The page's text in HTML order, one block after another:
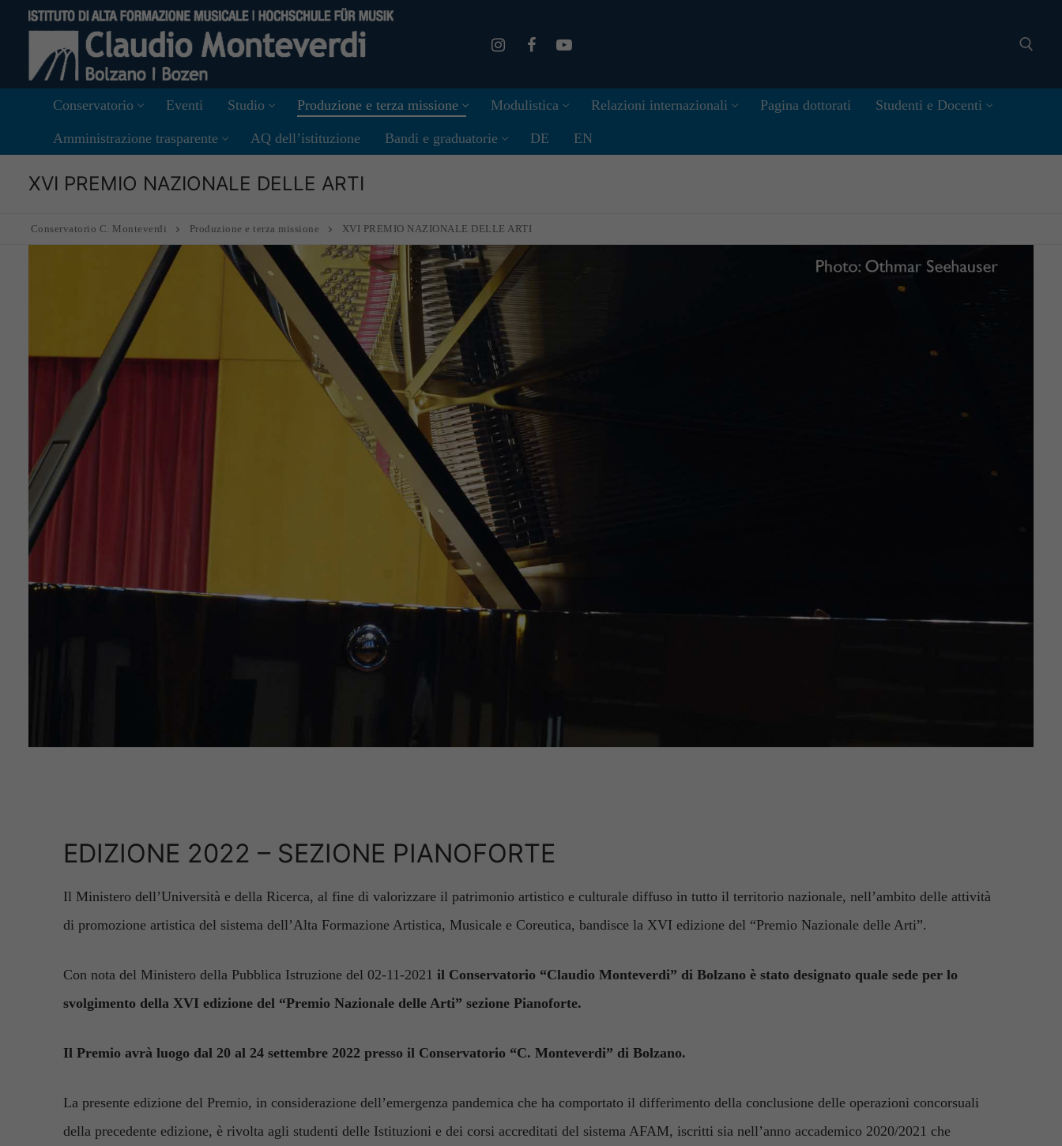
contenuto
Cerca:
Conservatorio Eventi Studio Produzione e terza missione Modulistica Relazioni internazionali Pagina dottorati Studenti e Docenti
Amministrazione trasparente AQ dell’istituzione Bandi e graduatorie DE EN
XVI PREMIO NAZIONALE DELLE ARTI
Conservatorio C. Monteverdi Produzione e terza missione XVI PREMIO NAZIONALE DELLE ARTI
EDIZIONE 2022 – SEZIONE PIANOFORTE
Il Ministero dell’Università e della Ricerca, al fine di valorizzare il patrimonio artistico e culturale diffuso in tutto il territorio nazionale, nell’ambito delle attività
di promozione artistica del sistema dell’Alta Formazione Artistica, Musicale e Coreutica, bandisce la XVI edizione del “Premio Nazionale delle Arti”.
Con nota del Ministero della Pubblica Istruzione del 02-11-2021 il Conservatorio “Claudio Monteverdi” di Bolzano è stato designato quale sede per lo
svolgimento della XVI edizione del “Premio Nazionale delle Arti” sezione Pianoforte.
Il Premio avrà luogo dal 20 al 24 settembre 2022 presso il Conservatorio “C. Monteverdi” di Bolzano.
La presente edizione del Premio, in considerazione dell’emergenza pandemica che ha comportato il differimento della conclusione delle operazioni concorsuali
della precedente edizione, è rivolta agli studenti delle Istituzioni e dei corsi accreditati del sistema AFAM, iscritti sia nell’anno accademico 2020/2021 che